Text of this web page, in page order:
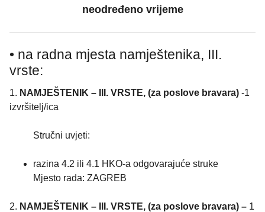
neodređeno vrijeme
• na radna mjesta namještenika, III.
vrste:
1. NAMJEŠTENIK – III. VRSTE, (za poslove bravara) -1
izvršitelj/ica
Stručni uvjeti:
razina 4.2 ili 4.1 HKO-a odgovarajuće struke
Mjesto rada: ZAGREB
2. NAMJEŠTENIK – III. VRSTE, (za poslove bravara) – 1